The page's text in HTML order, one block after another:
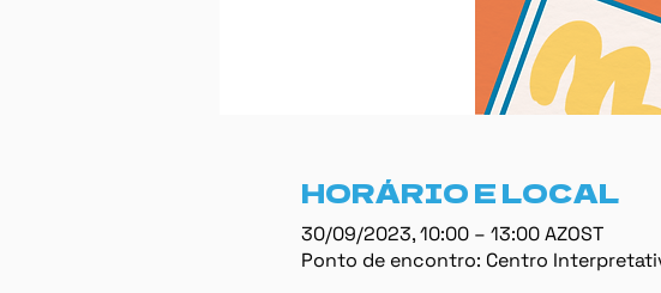
HORÁRIO E LOCAL
30/09/2023, 10:00 – 13:00 AZOST
Ponto de encontro: Centro